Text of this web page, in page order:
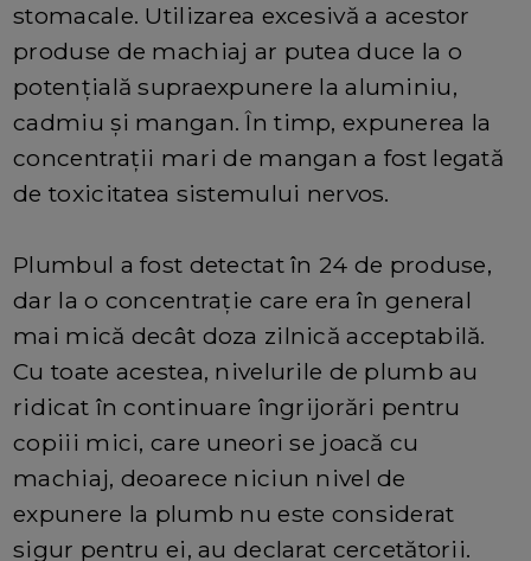
stomacale. Utilizarea excesivă a acestor
produse de machiaj ar putea duce la o
potențială supraexpunere la aluminiu,
cadmiu și mangan. În timp, expunerea la
concentrații mari de mangan a fost legată
de toxicitatea sistemului nervos.
Plumbul a fost detectat în 24 de produse,
dar la o concentrație care era în general
mai mică decât doza zilnică acceptabilă.
Cu toate acestea, nivelurile de plumb au
ridicat în continuare îngrijorări pentru
copiii mici, care uneori se joacă cu
machiaj, deoarece niciun nivel de
expunere la plumb nu este considerat
sigur pentru ei, au declarat cercetătorii.